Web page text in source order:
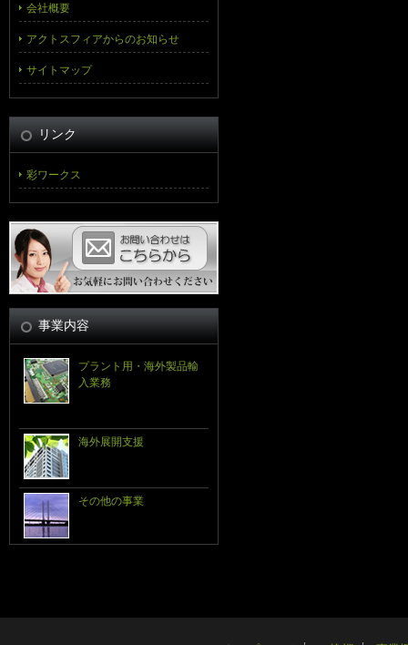
会社概要
アクトスフィアからのお知らせ
サイトマップ
リンク
彩ワークス
事業内容
プラント用・海外製品輸
入業務
海外展開支援
その他の事業